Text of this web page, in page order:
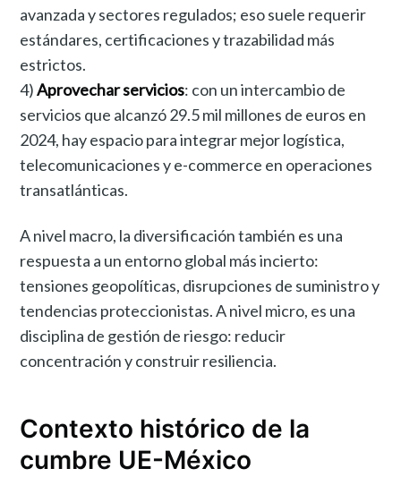
avanzada y sectores regulados; eso suele requerir
estándares, certificaciones y trazabilidad más
estrictos.
4)Aprovechar servicios: con un intercambio de
servicios que alcanzó 29.5 mil millones de euros en
2024, hay espacio para integrar mejor logística,
telecomunicaciones y e-commerce en operaciones
transatlánticas.
A nivel macro, la diversificación también es una
respuesta a un entorno global más incierto:
tensiones geopolíticas, disrupciones de suministro y
tendencias proteccionistas. A nivel micro, es una
disciplina de gestión de riesgo: reducir
concentración y construir resiliencia.
Contexto histórico de la
cumbre UE-México